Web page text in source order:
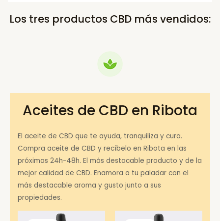
Los tres productos CBD más vendidos:
Aceites de CBD en Ribota
El aceite de CBD que te ayuda, tranquiliza y cura.
Compra aceite de CBD y recíbelo en Ribota en las
próximas 24h-48h. El más destacable producto y de la
mejor calidad de CBD. Enamora a tu paladar con el
más destacable aroma y gusto junto a sus
propiedades.